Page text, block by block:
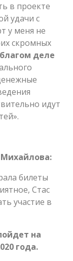
в проекте
удачи с
у меня не
скромных
деле
идут
билеты
Стас
участие в
на
года.